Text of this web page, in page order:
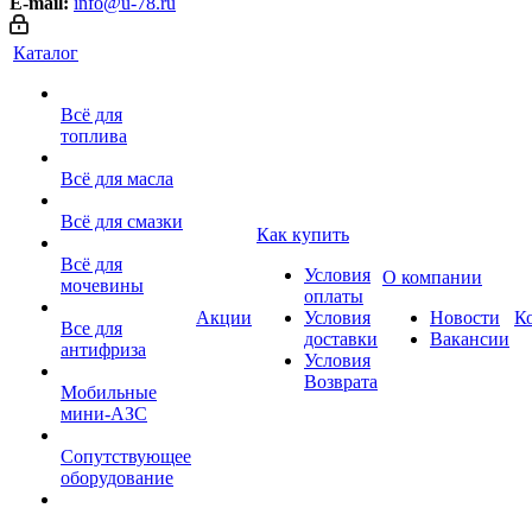
Каталог
Всё для
топлива
Всё для масла
Всё для смазки
Всё для
мочевины
Все для
антифриза
Мобильные
мини-АЗС
Сопутствующее
оборудование
Акции
Как купить
Условия
оплаты
Условия
доставки
Условия
Возврата
О компании
Новости
Вакансии